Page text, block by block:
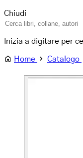
Chiudi
Inizia a digitare per
Home Catalogo